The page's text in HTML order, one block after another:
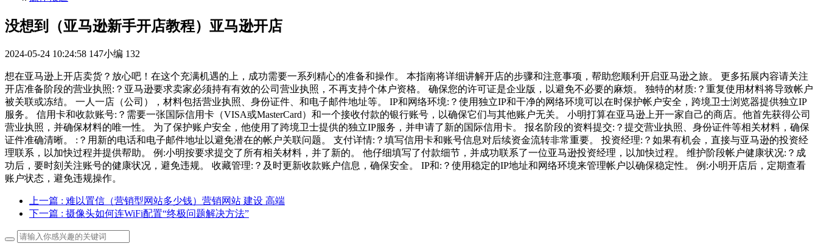
没想到（亚马逊新手开店教程）亚马逊开店
2024-05-24 10:24:58 147小编 132
想在亚马逊上开店卖货？放心吧！在这个充满机遇的上，成功需要一系列精心的准备和操作。 本指南将详细讲解开店的步骤和注意事项，帮助您顺利开启亚马逊之旅。 更多拓展内容请关注
开店准备阶段的营业执照:？亚马逊要求卖家必须持有有效的公司营业执照，不再支持个体户资格。 确保您的许可证是企业版，以避免不必要的麻烦。 独特的材质:？重复使用材料将导致帐户
被关联或冻结。 一人一店（公司），材料包括营业执照、身份证件、和电子邮件地址等。 IP和网络环境:？使用独立IP和干净的网络环境可以在时保护帐户安全，跨境卫士浏览器提供独立IP
服务。 信用卡和收款账号:？需要一张国际信用卡（VISA或MasterCard）和一个接收付款的银行账号，以确保它们与其他账户无关。 小明打算在亚马逊上开一家自己的商店。他首先获得公司
营业执照，并确保材料的唯一性。 为了保护账户安全，他使用了跨境卫士提供的独立IP服务，并申请了新的国际信用卡。 报名阶段的资料提交:？提交营业执照、身份证件等相关材料，确保
证件准确清晰。 :？用新的电话和电子邮件地址以避免潜在的帐户关联问题。 支付详情:？填写信用卡和账号信息对后续资金流转非常重要。 投资经理:？如果有机会，直接与亚马逊的投资经
理联系，以加快过程并提供帮助。 例:小明按要求提交了所有相关材料，并了新的。 他仔细填写了付款细节，并成功联系了一位亚马逊投资经理，以加快过程。 维护阶段帐户健康状况:？成
功后，要时刻关注账号的健康状况，避免违规。 收藏管理:？及时更新收款账户信息，确保安全。 IP和:？使用稳定的IP地址和网络环境来管理帐户以确保稳定性。 例:小明开店后，定期查看
账户状态，避免违规操作。
上一篇 : 难以置信（营销型网站多少钱）营销网站 建设 高端
下一篇 : 摄像头如何连WiFi配置“终极问题解决方法”